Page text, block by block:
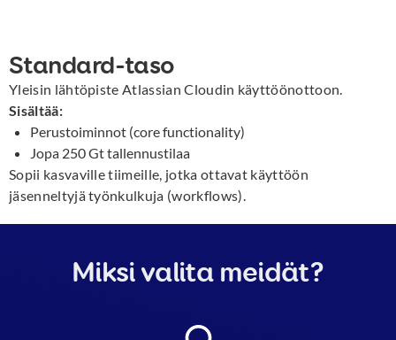
Standard-taso
Yleisin lähtöpiste Atlassian Cloudin käyttöönottoon.
Sisältää:
Perustoiminnot (core functionality)
Jopa 250 Gt tallennustilaa
Sopii kasvaville tiimeille, jotka ottavat käyttöön
jäsenneltyjä työnkulkuja (workflows).
Miksi valita meidät?